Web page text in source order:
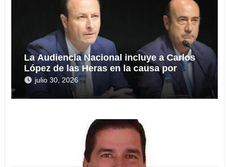
La Audiencia Nacional incluye a Carlos
López de las Heras en la causa por
presuntas irregularidades en el rescate
de 112,8 millones a Tubos Reunidos
julio 30, 2026